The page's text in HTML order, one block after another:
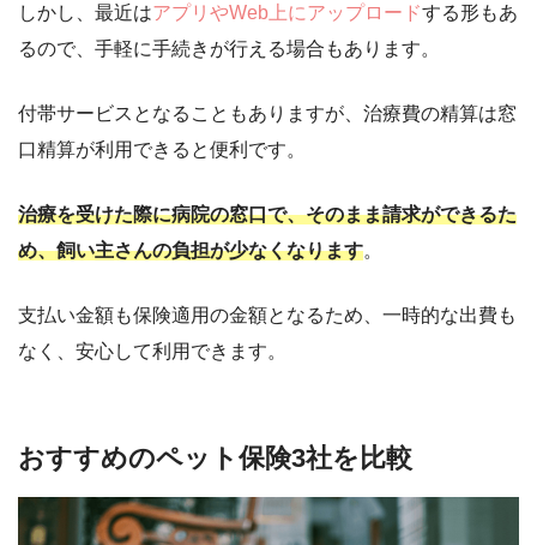
しかし、最近はアプリやWeb上にアップロードする形もあ
るので、手軽に手続きが行える場合もあります。
付帯サービスとなることもありますが、治療費の精算は窓
口精算が利用できると便利です。
治療を受けた際に病院の窓口で、そのまま請求ができるた
め、飼い主さんの負担が少なくなります。
支払い金額も保険適用の金額となるため、一時的な出費も
なく、安心して利用できます。
おすすめのペット保険3社を比較